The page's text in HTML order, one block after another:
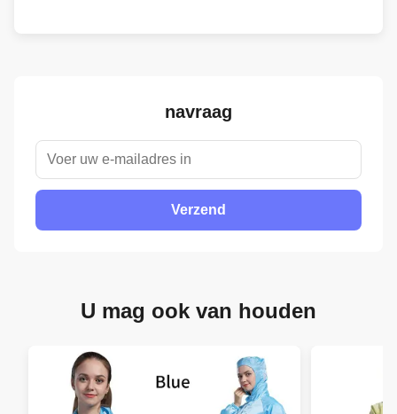
navraag
Verzend
U mag ook van houden